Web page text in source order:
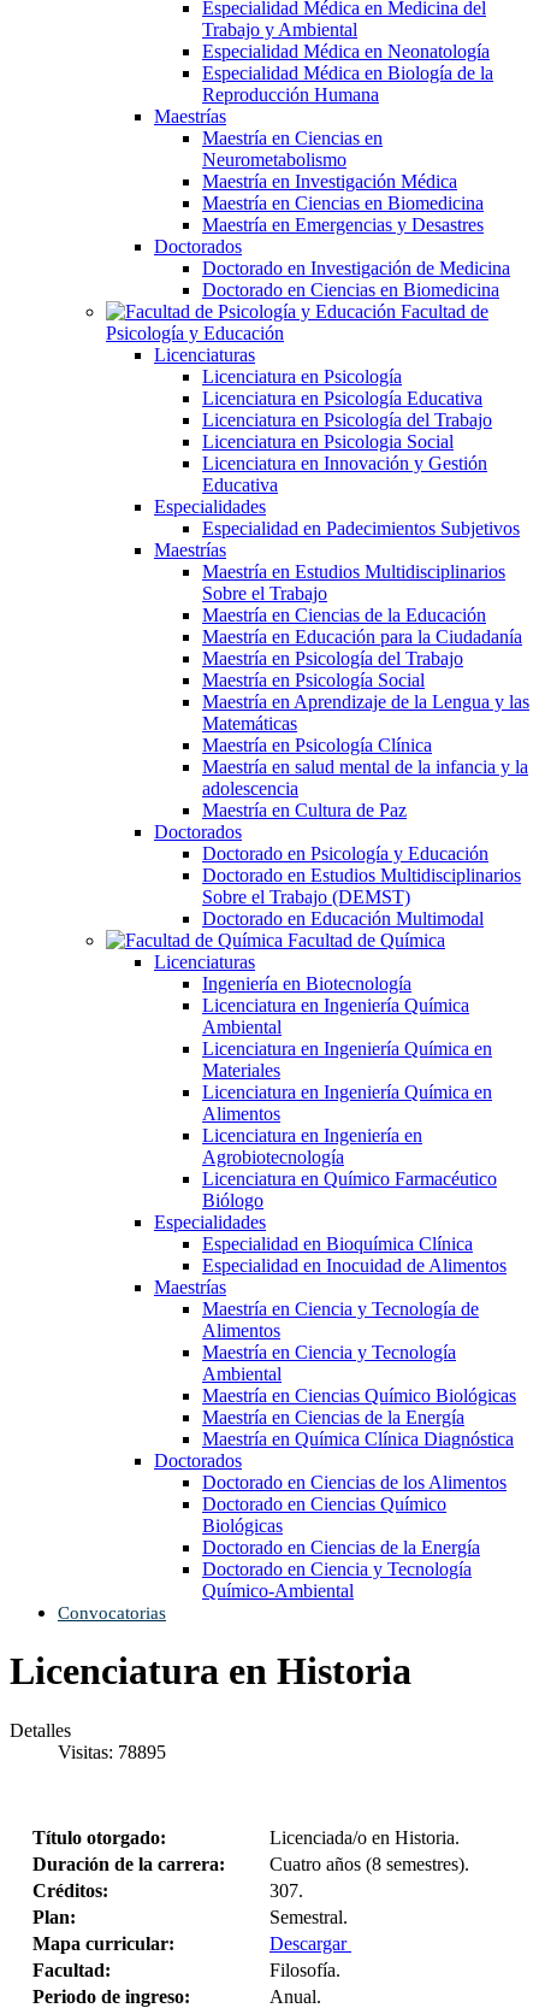
Especialidad Médica en Medicina del
Trabajo y Ambiental
Especialidad Médica en Neonatología
Especialidad Médica en Biología de la
Reproducción Humana
Maestrías
Maestría en Ciencias en
Neurometabolismo
Maestría en Investigación Médica
Maestría en Ciencias en Biomedicina
Maestría en Emergencias y Desastres
Doctorados
Doctorado en Investigación de Medicina
Doctorado en Ciencias en Biomedicina
Facultad de
Psicología y Educación
Licenciaturas
Licenciatura en Psicología
Licenciatura en Psicología Educativa
Licenciatura en Psicología del Trabajo
Licenciatura en Psicologia Social
Licenciatura en Innovación y Gestión
Educativa
Especialidades
Especialidad en Padecimientos Subjetivos
Maestrías
Maestría en Estudios Multidisciplinarios
Sobre el Trabajo
Maestría en Ciencias de la Educación
Maestría en Educación para la Ciudadanía
Maestría en Psicología del Trabajo
Maestría en Psicología Social
Maestría en Aprendizaje de la Lengua y las
Matemáticas
Maestría en Psicología Clínica
Maestría en salud mental de la infancia y la
adolescencia
Maestría en Cultura de Paz
Doctorados
Doctorado en Psicología y Educación
Doctorado en Estudios Multidisciplinarios
Sobre el Trabajo (DEMST)
Doctorado en Educación Multimodal
Facultad de Química
Licenciaturas
Ingeniería en Biotecnología
Licenciatura en Ingeniería Química
Ambiental
Licenciatura en Ingeniería Química en
Materiales
Licenciatura en Ingeniería Química en
Alimentos
Licenciatura en Ingeniería en
Agrobiotecnología
Licenciatura en Químico Farmacéutico
Biólogo
Especialidades
Especialidad en Bioquímica Clínica
Especialidad en Inocuidad de Alimentos
Maestrías
Maestría en Ciencia y Tecnología de
Alimentos
Maestría en Ciencia y Tecnología
Ambiental
Maestría en Ciencias Químico Biológicas
Maestría en Ciencias de la Energía
Maestría en Química Clínica Diagnóstica
Doctorados
Doctorado en Ciencias de los Alimentos
Doctorado en Ciencias Químico
Biológicas
Doctorado en Ciencias de la Energía
Doctorado en Ciencia y Tecnología
Químico-Ambiental
Convocatorias
Licenciatura en Historia
Detalles
Visitas: 78895
Título otorgado:
Licenciada/o en Historia.
Duración de la carrera:
Cuatro años (8 semestres).
Créditos:
307.
Plan:
Semestral.
Mapa curricular:
Descargar
Facultad:
Filosofía.
Periodo de ingreso:
Anual.